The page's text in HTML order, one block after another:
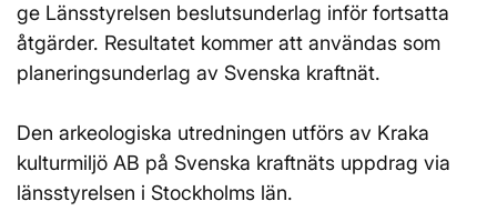
ge Länsstyrelsen beslutsunderlag inför fortsatta
åtgärder. Resultatet kommer att användas som
planeringsunderlag av Svenska kraftnät.
Den arkeologiska utredningen utförs av Kraka
kulturmiljö AB på Svenska kraftnäts uppdrag via
länsstyrelsen i Stockholms län.